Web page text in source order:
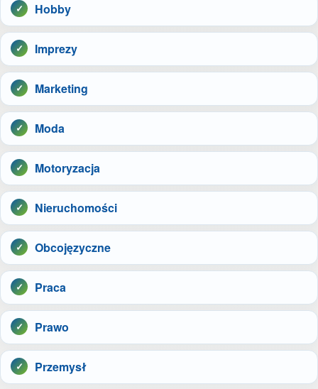
Hobby
Imprezy
Marketing
Moda
Motoryzacja
Nieruchomości
Obcojęzyczne
Praca
Prawo
Przemysł